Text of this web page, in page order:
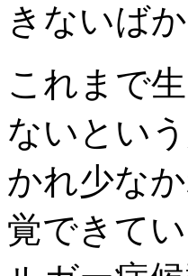
きないば
これまで
ないとい
かれ少な
覚できて